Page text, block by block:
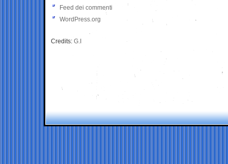
Feed dei commenti
WordPress.org
Credits: G.I